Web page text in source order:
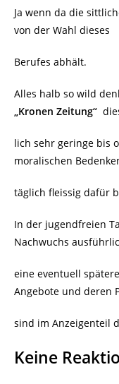
Ja wenn da die
von der Wahl dieses
Berufes abhält.
Alles halb so wild
„Kronen Zeitung“
lich sehr geringe bis
moralischen
täglich fleissig dafür
In der jugendfreien
Nachwuchs
eine eventuell
Angebote und deren
sind im Anzeigenteil
Keine